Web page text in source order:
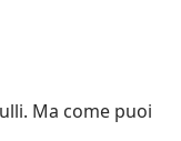
Ma come puoi